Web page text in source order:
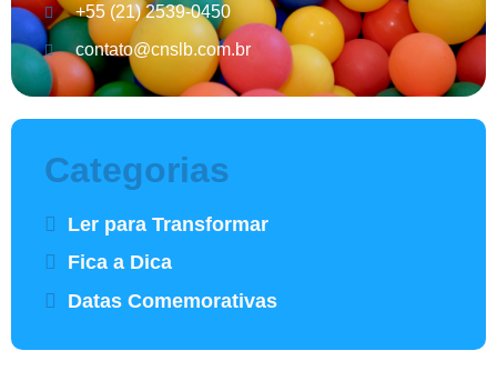
+55 (21) 2539-0450
contato@cnslb.com.br
Categorias
Ler para Transformar
Fica a Dica
Datas Comemorativas